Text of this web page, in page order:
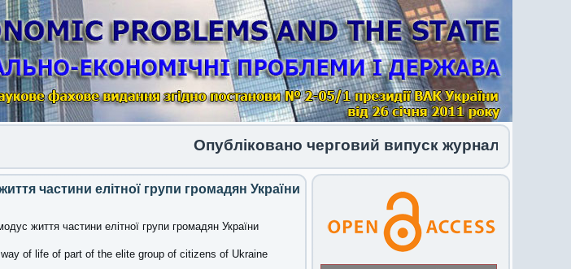
Опубліковано черговий випуск журналу 1 (34) 2026
частини елітної групи громадян України
життя частини елітної групи громадян України
of life of part of the elite group of citizens of Ukraine